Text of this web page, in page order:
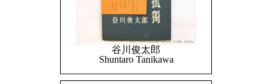
谷川俊太郎
Shuntaro Tanikawa